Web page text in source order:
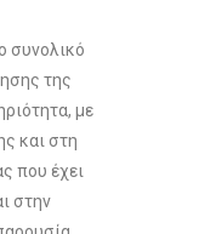
συνολικό
της
με
και στη
που έχει
στην